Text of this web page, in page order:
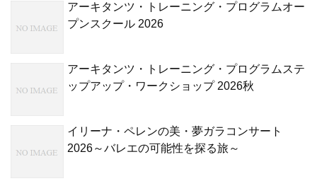
アーキタンツ・トレーニング・プログラムオー
プンスクール 2026
アーキタンツ・トレーニング・プログラムステ
ップアップ・ワークショップ 2026秋
イリーナ・ペレンの美・夢ガラコンサート
2026～バレエの可能性を探る旅～